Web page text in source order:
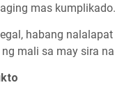
mas kumplikado.
habang
mali sa may sira